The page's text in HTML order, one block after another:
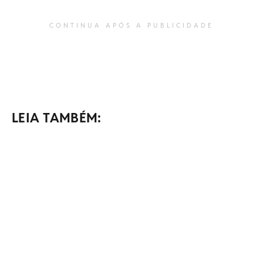
CONTINUA APÓS A PUBLICIDADE
LEIA TAMBÉM: